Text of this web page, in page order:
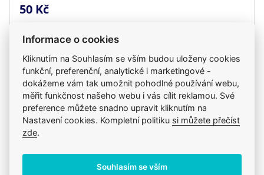
50 Kč
ks Do košíku
Skladem
v pátek 14. 8. u vás, ve čtvrtek 13. 8. na klinice
Informace o cookies
Kliknutím na Souhlasím se vším budou uloženy cookies
funkční, preferenční, analytické i marketingové -
dokážeme vám tak umožnit pohodlné používání webu,
měřit funkčnost našeho webu i vás cílit reklamou. Své
preference můžete snadno upravit kliknutím na
Nastavení cookies. Kompletní politiku si můžete přečíst
zde.
Souhlasím se vším